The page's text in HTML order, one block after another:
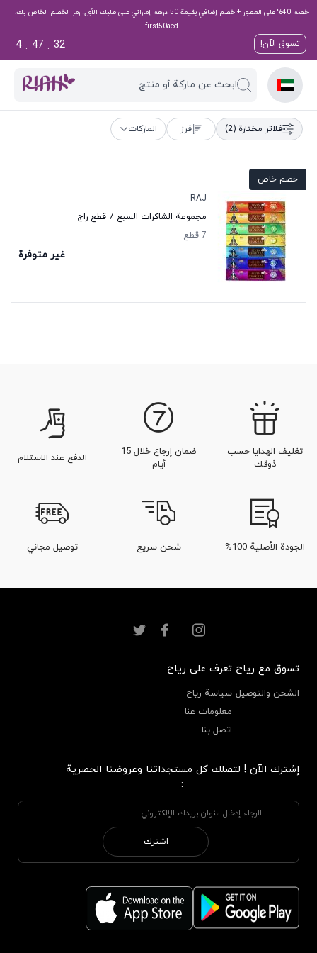
خصم 40% على العطور + خصم إضافي بقيمة 50 درهم إماراتي على طلبك الأول! رمز الخصم الخاص بك:
first50aed
تسوق الآن! 32
:
47
:
4
ابحث عن ماركة أو منتج
فلاتر مختارة (2) فرز الماركات
خصم خاص
RAJ
مجموعة الشاكرات السبع 7 قطع راج
7 قطع
غير متوفرة
تغليف الهدايا حسب
ذوقك
ضمان إرجاع خلال 15
أيام
الدفع عند الاستلام
الجودة الأصلية 100% شحن سريع توصيل مجاني
تسوق مع رياح
الشحن والتوصيل
تعرف على رياح
سياسة رياح
معلومات عنا
اتصل بنا
إشترك الآن ! لتصلك كل مستجداتنا وعروضنا الحصرية
:
اشترك